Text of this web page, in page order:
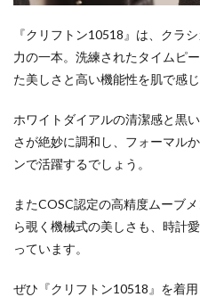
『クリフトン10518』は、クラ
力の一本。洗練されたタイムピ
た美しさと高い機能性を肌で感じ
ホワイトダイアルの清潔感と黒
さが絶妙に調和し、フォーマル
ンで活躍するでしょう。
またCOSC認定の高精度ムーブ
ら覗く機械式の美しさも、時計
っています。
ぜひ『クリフトン10518』を着